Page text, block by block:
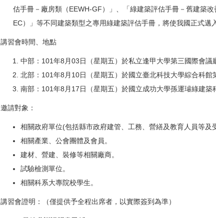
估手冊－廠房類（EEWH-GF）」、「綠建築評估手冊－舊建築
EC）」等不同建築類型之專用綠建築評估手冊，將使我國正式邁
講習會時間、地點
中部：101年8月03日（星期五）於私立逢甲大學第三國際會議
北部：101年8月10日（星期五）於國立臺北科技大學綜合科館
南部：101年8月17日（星期五）於國立成功大學孫運璿綠建築
邀請對象：
相關政府單位(包括縣市政府建管、工務、營繕及教育人員等及
相關產業、公會團體及會員。
建材、營建、裝修等相關廠商。
試驗檢測單位。
相關科系大專院校學生。
講習會證明：（僅提供予全程出席者，以實際簽到為準）